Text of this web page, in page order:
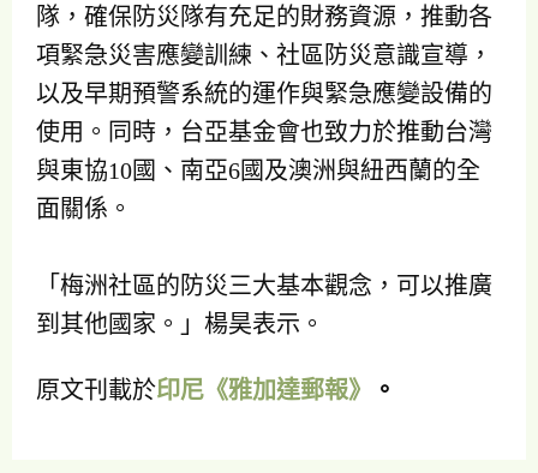
隊，確保防災隊有充足的財務資源，推動各
項緊急災害應變訓練、社區防災意識宣導，
以及早期預警系統的運作與緊急應變設備的
使用。同時，台亞基金會也致力於推動台灣
與東協10國、南亞6國及澳洲與紐西蘭的全
面關係。
「梅洲社區的防災三大基本觀念，可以推廣
到其他國家。」楊昊表示。
原文刊載於印尼《雅加達郵報》 。